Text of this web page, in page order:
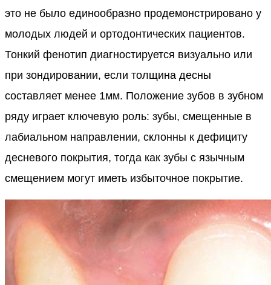
это не было единообразно продемонстрировано у
молодых людей и ортодонтических пациентов.
Тонкий фенотип диагностируется визуально или
при зондировании, если толщина десны
составляет менее 1мм. Положение зубов в зубном
ряду играет ключевую роль: зубы, смещенные в
лабиальном направлении, склонны к дефициту
десневого покрытия, тогда как зубы с язычным
смещением могут иметь избыточное покрытие.